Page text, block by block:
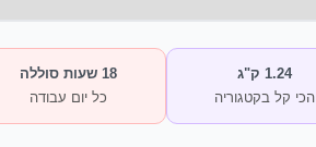
1.24 ק"ג
הכי קל בקטגוריה
18 שעות סוללה
כל יום עבודה